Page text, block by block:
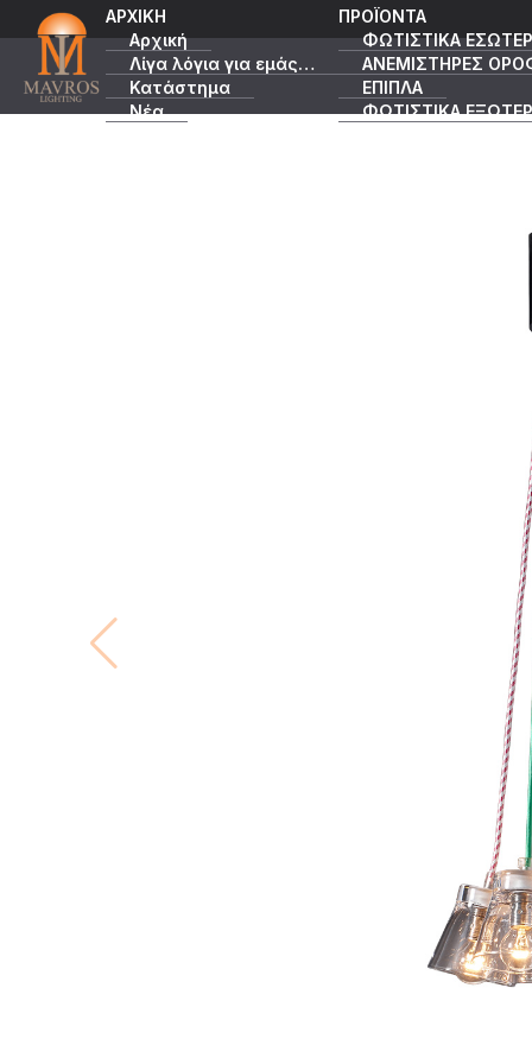
ΑΡΧΙΚΗ
Αρχική
Λίγα λόγια για εμάς…
Κατάστημα
Νέα
ΠΡΟΪΟΝΤΑ
ΦΩΤΙΣΤΙΚΑ
ΑΝΕΜΙΣΤΗΡΕΣ
ΕΠΙΠΛΑ
ΦΩΤΙΣΤΙΚΑ